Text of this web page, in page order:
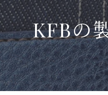
製品一覧
Brillante製品一覧
製品一覧
小売店様向
KFBの